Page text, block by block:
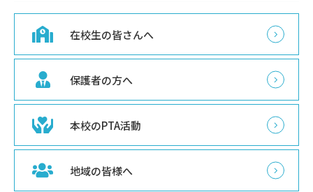
在校生の皆さんへ
保護者の方へ
本校のPTA活動
地域の皆様へ